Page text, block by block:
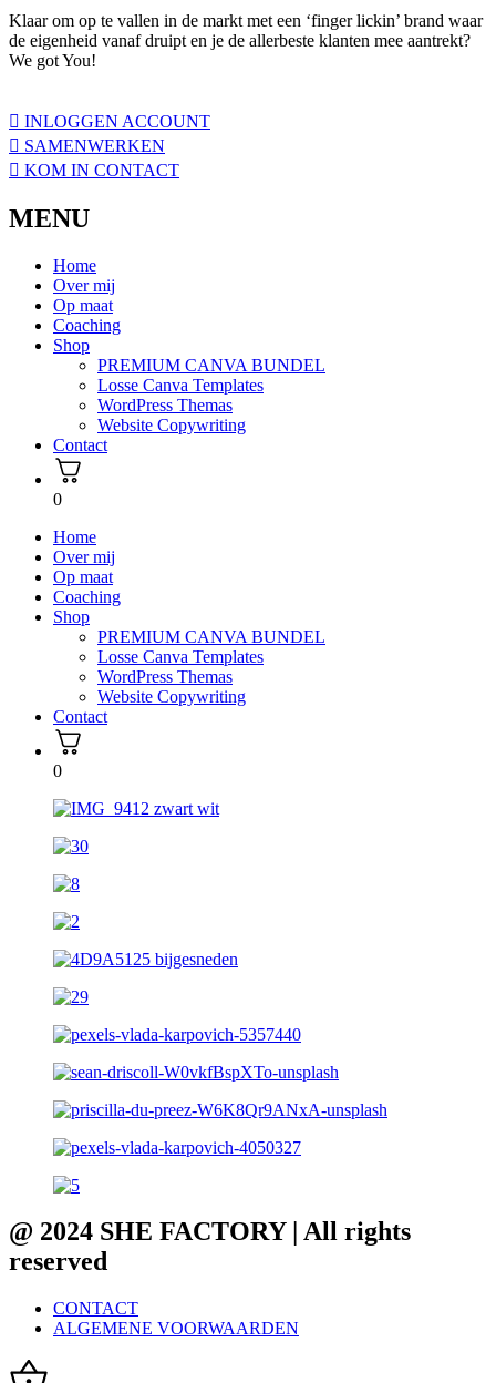
Klaar om op te vallen in de markt met een ‘finger lickin’ brand waar
de eigenheid vanaf druipt en je de allerbeste klanten mee aantrekt?
We got You!
INLOGGEN ACCOUNT
SAMENWERKEN
KOM IN CONTACT
MENU
Home
Over mij
Op maat
Coaching
Shop
PREMIUM CANVA BUNDEL
Losse Canva Templates
WordPress Themas
Website Copywriting
Contact
0
Home
Over mij
Op maat
Coaching
Shop
PREMIUM CANVA BUNDEL
Losse Canva Templates
WordPress Themas
Website Copywriting
Contact
0
@ 2024 SHE FACTORY | All rights
reserved
CONTACT
ALGEMENE VOORWAARDEN